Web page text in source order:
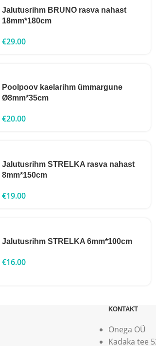
Jalutusrihm BRUNO rasva nahast
18mm*180cm
€29.00
Poolpoov kaelarihm ümmargune
Ø8mm*35cm
€20.00
Jalutusrihm STRELKA rasva nahast
8mm*150cm
€19.00
Jalutusrihm STRELKA 6mm*100cm
€16.00
KONTAKT
Onega OÜ
Kadaka tee